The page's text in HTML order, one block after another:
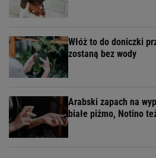
Włóż to do doniczki
zostaną bez wody
Arabski zapach na
białe piżmo, Notino